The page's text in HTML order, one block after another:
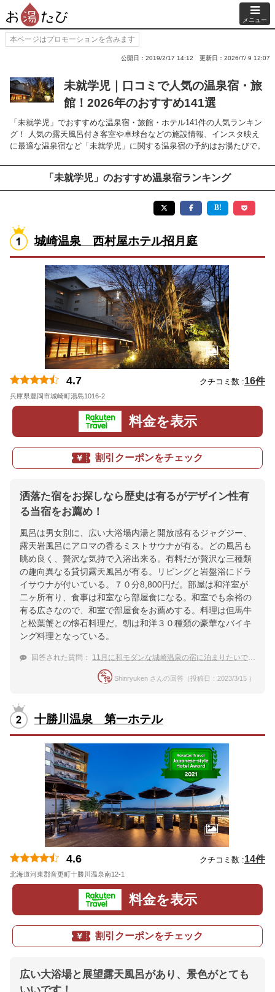
メニュー
本ページはプロモーションを含みます
公開日：2019/2/17 14:12 更新日：2026/7/ 9 12:07
未就学児｜口コミで人気の温泉宿・旅
館！2026年のおすすめ141選
「未就学児」でおすすめな温泉宿・旅館・ホテル141件の人気ランキン
グ！ 人気の露天風呂付き客室や卓球台などの施設情報、インスタ映え
に最適な温泉宿など「未就学児」に関する温泉宿の予約はお湯たびで。
「未就学児」のおすすめ温泉宿ランキング
城崎温泉 西村屋ホテル招月庭
4.7 クチコミ数 :16件
兵庫県豊岡市城崎町湯島1016-2
料金を表示
割引クーポンをチェック
洒落た宿をお探しなら歴史は有るがデザイン性有
る当宿をお薦め！
風呂は男女別に、広い大浴場内湯と開放感有るジャグジー、
露天岩風呂にアロマの香るミストサウナが有る。どの風呂も
眺め良く、贅沢な気持で入浴出来る。有料だが贅沢な三種類
の趣向異なる貸切露天風呂が有る。リビングと岩盤浴にドラ
イサウナが付いている。７０分8,800円だ。部屋は和洋室が
二ヶ所有り、食事は和室なら部屋食になる。和室でも余裕の
有る広さなので、和室で部屋食をお薦めする。料理は但馬牛
と松葉蟹との懐石料理だ。朝は和洋３０種類の豪華なバイキ
ング料理となっている。
回答された質問： 11月に和モダンな城崎温泉の宿に泊まりたいです。
Shinryuken さんの回答（投稿日：2023/3/15 ）
十勝川温泉 第一ホテル
4.6 クチコミ数 :14件
北海道河東郡音更町十勝川温泉南12-1
料金を表示
割引クーポンをチェック
広い大浴場と展望露天風呂があり、景色がとても
いいです！